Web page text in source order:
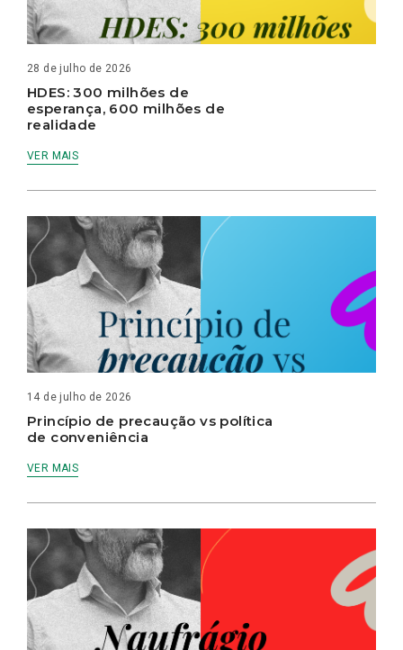
28 de julho de 2026
HDES: 300 milhões de
esperança, 600 milhões de
realidade
VER MAIS
14 de julho de 2026
Princípio de precaução vs política
de conveniência
VER MAIS